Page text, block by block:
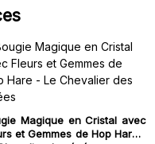
Magique en Cristal avec
et Gemmes de Hop Hare -